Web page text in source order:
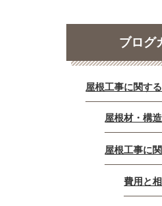
ブログ
屋根工事に関す
屋根材・構造
屋根工事に
費用と